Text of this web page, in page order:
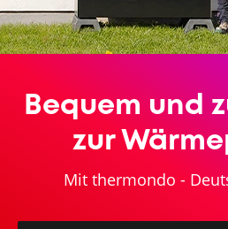
Bequem und
zur
Mit thermondo -